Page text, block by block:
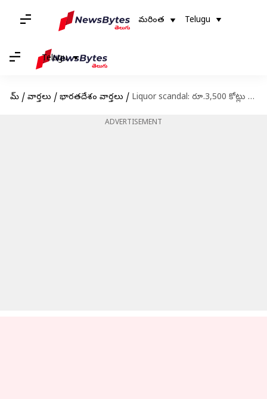
మరింత Telugu
Telugu
హోమ్ / వార్తలు / భారతదేశం వార్తలు / Liquor scandal: రూ.3,500 కోట్లు ముడుపుల కుంభకోణం.. దారి మళ్లింపుపై ఏసీబీ కోర్టు కీలక ఆదేశాలు!
ADVERTISEMENT